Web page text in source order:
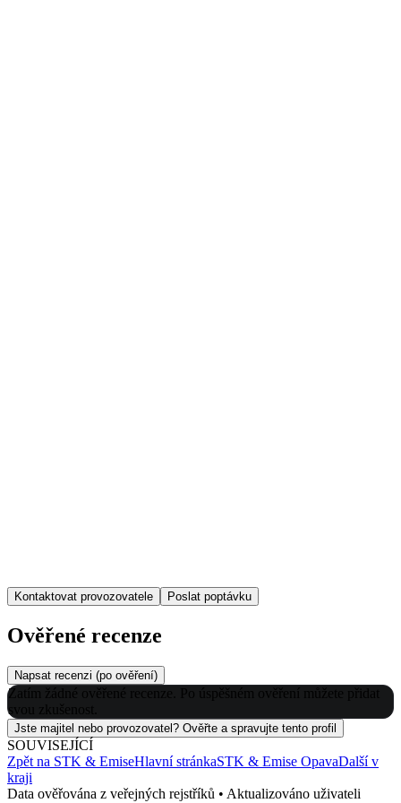
Kontaktovat provozovatele Poslat poptávku
Ověřené recenze
Napsat recenzi (po ověření)
Zatím žádné ověřené recenze. Po úspěšném ověření můžete přidat
svou zkušenost.
Jste majitel nebo provozovatel? Ověřte a spravujte tento profil
SOUVISEJÍCÍ
Zpět na STK & EmiseHlavní stránkaSTK & Emise OpavaDalší v
kraji
Data ověřována z veřejných rejstříků • Aktualizováno uživateli